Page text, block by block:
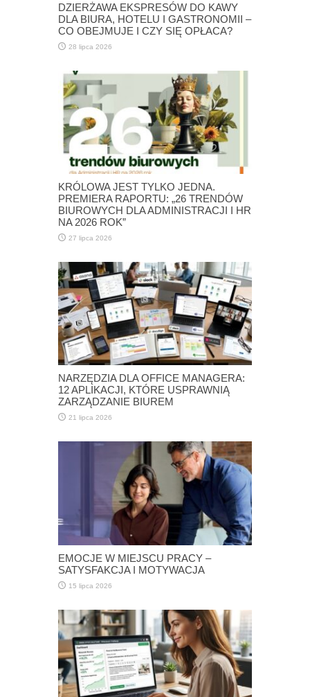
DZIERŻAWA EKSPRESÓW DO KAWY
DLA BIURA, HOTELU I GASTRONOMII –
CO OBEJMUJE I CZY SIĘ OPŁACA?
28 lipca 2026
KRÓLOWA JEST TYLKO JEDNA.
PREMIERA RAPORTU: „26 TRENDÓW
BIUROWYCH DLA ADMINISTRACJI I HR
NA 2026 ROK”
27 lipca 2026
NARZĘDZIA DLA OFFICE MANAGERA:
12 APLIKACJI, KTÓRE USPRAWNIĄ
ZARZĄDZANIE BIUREM
21 lipca 2026
EMOCJE W MIEJSCU PRACY –
SATYSFAKCJA I MOTYWACJA
15 lipca 2026